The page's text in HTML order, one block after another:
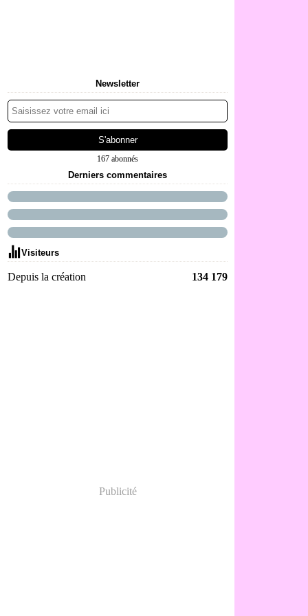
Newsletter
167 abonnés
Derniers commentaires
Visiteurs
Depuis la création 134 179
Publicité